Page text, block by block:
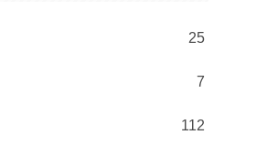
25
7
112